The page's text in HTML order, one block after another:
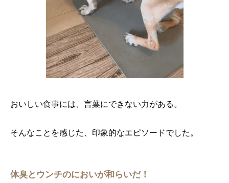
おいしい食事には、言葉にできない力がある。
そんなことを感じた、印象的なエピソードでした。
体臭とウンチのにおいが和らいだ！